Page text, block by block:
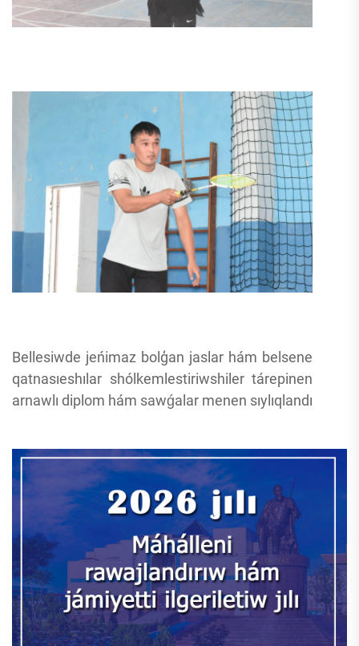
Bellesiwde jeńimaz bolģan jaslar hám belsene
qatnasıeshılar shólkemlestiriwshiler tárepinen
arnawlı diplom hám sawǵalar menen sıylıqlandı